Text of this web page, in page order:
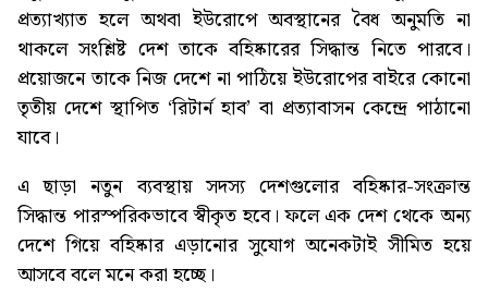
প্রত্যাখ্যাত হলে অথবা ইউরোপে অবস্থানের বৈধ অনুমতি না
থাকলে সংশ্লিষ্ট দেশ তাকে বহিষ্কারের সিদ্ধান্ত নিতে পারবে।
প্রয়োজনে তাকে নিজ দেশে না পাঠিয়ে ইউরোপের বাইরে কোনো
তৃতীয় দেশে স্থাপিত ‘রিটার্ন হাব’ বা প্রত্যাবাসন কেন্দ্রে পাঠানো
যাবে।
এ ছাড়া নতুন ব্যবস্থায় সদস্য দেশগুলোর বহিষ্কার-সংক্রান্ত
সিদ্ধান্ত পারস্পরিকভাবে স্বীকৃত হবে। ফলে এক দেশ থেকে অন্য
দেশে গিয়ে বহিষ্কার এড়ানোর সুযোগ অনেকটাই সীমিত হয়ে
আসবে বলে মনে করা হচ্ছে।